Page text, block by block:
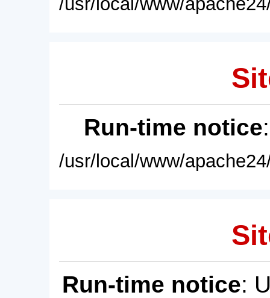
Run-time notice
/usr/local/www/
Run-time notice: